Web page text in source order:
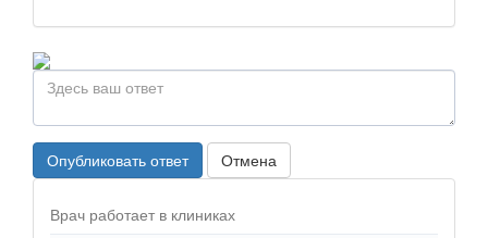
Опубликовать ответ Отмена
Врач работает в клиниках